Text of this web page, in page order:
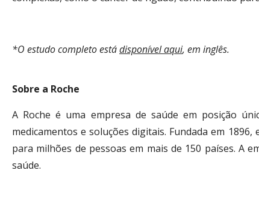
*O estudo completo estádisponível aqui, em inglês.
Sobre a Roche
A Roche é uma empresa de saúde em posição
medicamentos e soluções digitais. Fundada em
para milhões de pessoas em mais de 150 países. A
saúde.